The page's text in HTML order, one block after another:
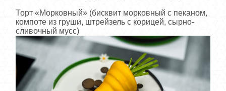
Торт «Морковный» (бисквит морковный с пеканом,
компоте из груши, штрейзель с корицей, сырно-
сливочный мусс)